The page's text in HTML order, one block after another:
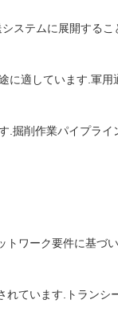
ステムに展開する
適しています.軍
.掘削作業パイプライ
ワーク要件に基づ
ています.トラン